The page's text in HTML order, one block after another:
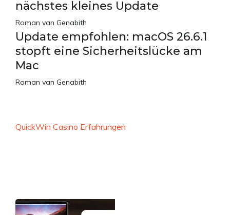
nächstes kleines Update
Roman van Genabith
Update empfohlen: macOS 26.6.1
stopft eine Sicherheitslücke am
Mac
Roman van Genabith
QuickWin Casino Erfahrungen